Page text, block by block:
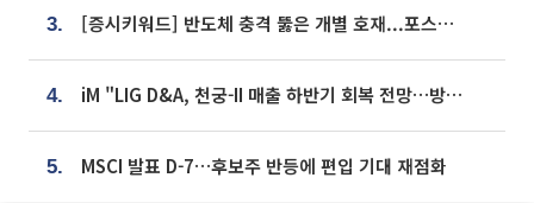
3. [증시키워드] 반도체 충격 뚫은 개별 호재...포스코퓨처엠·에코프로·한화솔루션 '눈길'
4. iM "LIG D&A, 천궁-II 매출 하반기 회복 전망…방산 톱픽 유지"
5. MSCI 발표 D-7…후보주 반등에 편입 기대 재점화